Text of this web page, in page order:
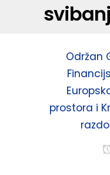
Održan
prostora i